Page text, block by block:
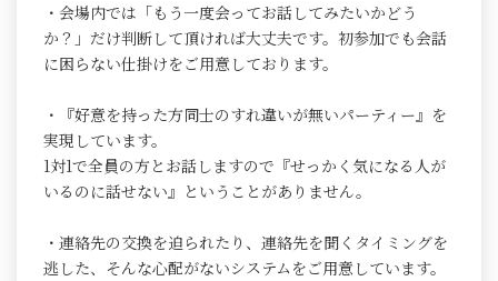
・会場内では「もう一度会ってお話してみたいかどう
か？」だけ判断して頂ければ大丈夫です。初参加でも会話
に困らない仕掛けをご用意しております。
・『好意を持った方同士のすれ違いが無いパーティー』を
実現しています。
1対1で全員の方とお話しますので『せっかく気になる人が
いるのに話せない』ということがありません。
・連絡先の交換を迫られたり、連絡先を聞くタイミングを
逃した、そんな心配がないシステムをご用意しています。